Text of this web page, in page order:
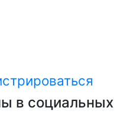
в социальных